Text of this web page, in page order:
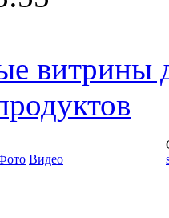
витрины
Видео